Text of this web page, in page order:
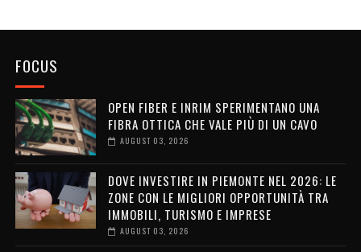
FOCUS
OPEN FIBER E INRIM SPERIMENTANO UNA
FIBRA OTTICA CHE VALE PIÙ DI UN CAVO
AUGUST 03, 2026
DOVE INVESTIRE IN PIEMONTE NEL 2026: LE
ZONE CON LE MIGLIORI OPPORTUNITÀ TRA
IMMOBILI, TURISMO E IMPRESE
AUGUST 03, 2026